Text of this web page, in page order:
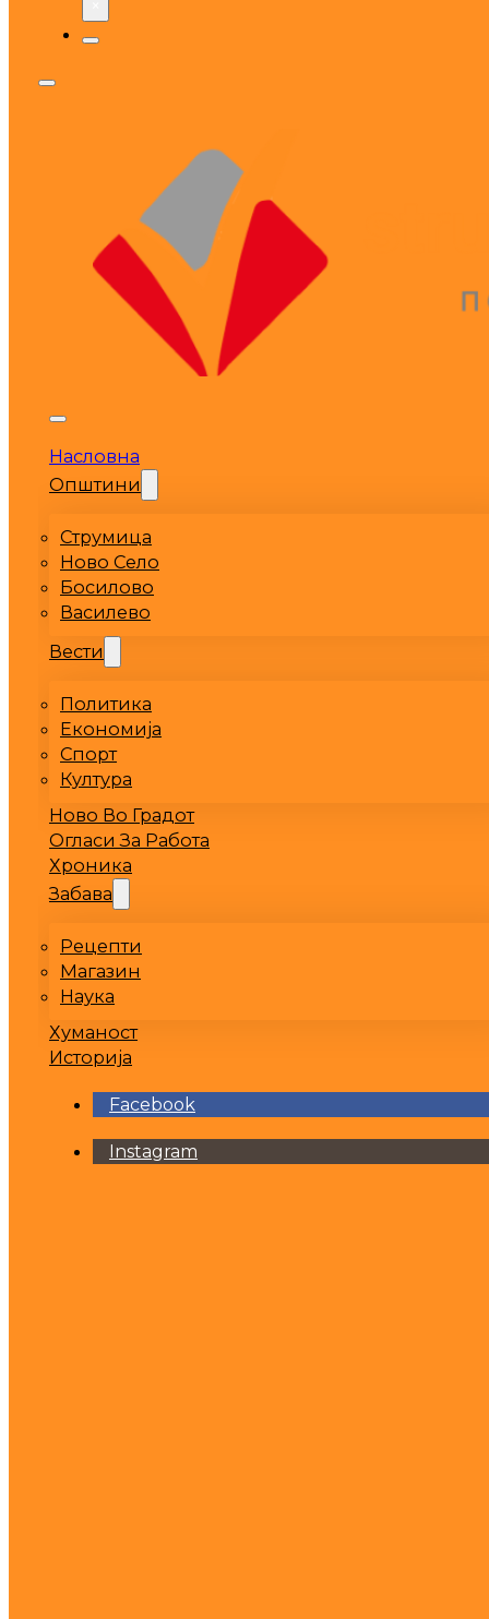
Насловна
Општини
Струмица
Ново Село
Босилово
Василево
Вести
Политика
Економија
Спорт
Култура
Ново Во Градот
Огласи За Работа
Хроника
Забава
Рецепти
Магазин
Наука
Хуманост
Историја
Facebook
Instagram